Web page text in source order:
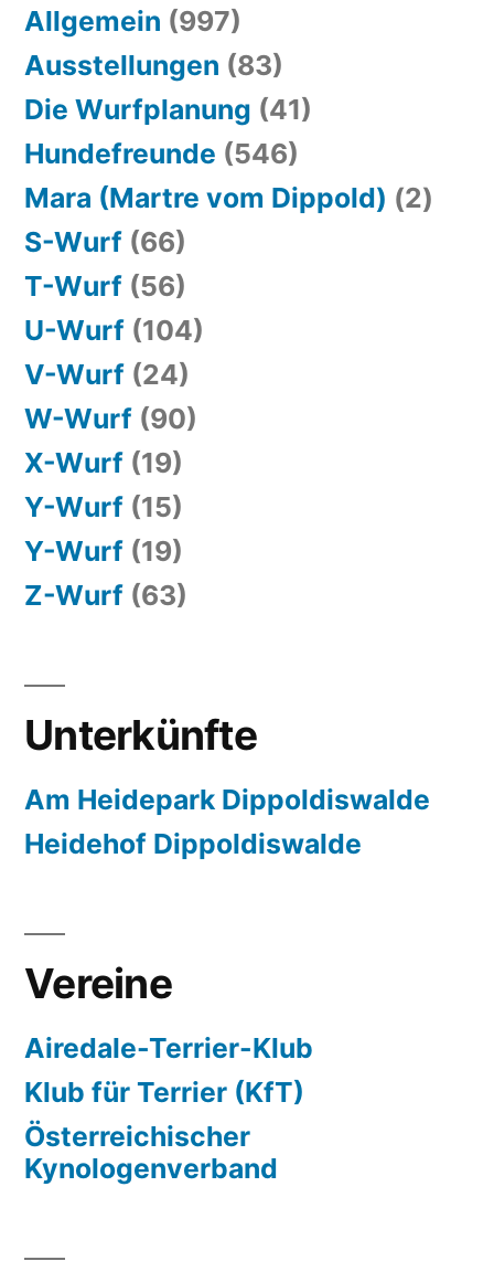
jungen
Frauchen
September
2017
!“
Allgemein (997)
Ausstellungen (83)
Die Wurfplanung (41)
Hundefreunde (546)
Mara (Martre vom Dippold) (2)
S-Wurf (66)
T-Wurf (56)
U-Wurf (104)
V-Wurf (24)
W-Wurf (90)
X-Wurf (19)
Y-Wurf (15)
Y-Wurf (19)
Z-Wurf (63)
Unterkünfte
Am Heidepark Dippoldiswalde
Heidehof Dippoldiswalde
Vereine
Airedale-Terrier-Klub
Klub für Terrier (KfT)
Österreichischer
Kynologenverband